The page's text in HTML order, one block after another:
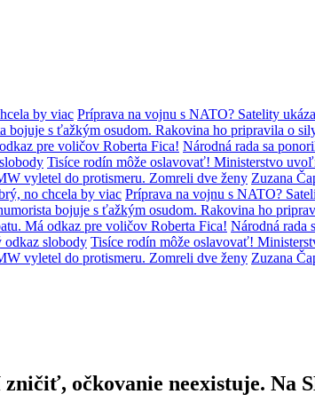
by viac Príprava na vojnu s NATO? Satelity
bojuje s ťažkým osudom. Rakovina ho pripravila o
pre voličov Roberta Fica! Národná rada sa
Tisíce rodín môže oslavovať! Ministerstvo
vyletel do protismeru. Zomreli dve ženy Zuzana
no chcela by viac Príprava na vojnu s NATO?
bojuje s ťažkým osudom. Rakovina ho
Má odkaz pre voličov Roberta Fica! Národná rada
odkaz slobody Tisíce rodín môže oslavovať!
vyletel do protismeru. Zomreli dve ženy Zuzana
očkovanie neexistuje. Na